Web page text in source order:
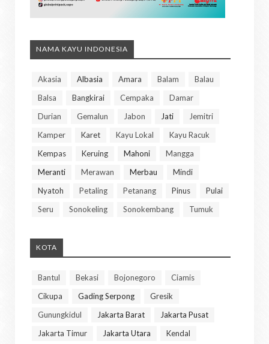
NAMA KAYU INDONESIA
Akasia Albasia Amara Balam
Balau
Balsa
Bangkirai Cempaka
Damar
Durian
Gemalun Jabon Jati
Jemitri
Kamper
Karet Kayu Lokal
Kayu Racuk
Kempas
Keruing Mahoni
Mangga
Meranti
Merawan Merbau
Mindi
Nyatoh
Petaling Petanang Pinus
Pulai
Seru
Sonokeling Sonokembang Tumuk
KOTA
Bantul Bekasi Bojonegoro
Ciamis
Cikupa
Gading Serpong
Gresik
Gunungkidul
Jakarta Barat
Jakarta Pusat
Jakarta Timur
Jakarta Utara
Kendal